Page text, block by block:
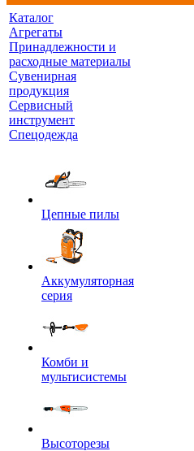
Каталог
Агрегаты
Принадлежности и
расходные материалы
Сувенирная
продукция
Сервисный
инструмент
Спецодежда
Цепные пилы
Аккумуляторная
серия
Комби и
мультисистемы
Высоторезы